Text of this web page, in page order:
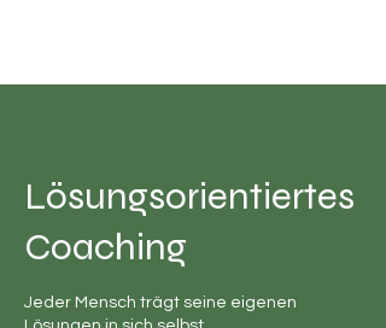
Lösungsorientiertes
Coaching
Jeder Mensch trägt seine eigenen